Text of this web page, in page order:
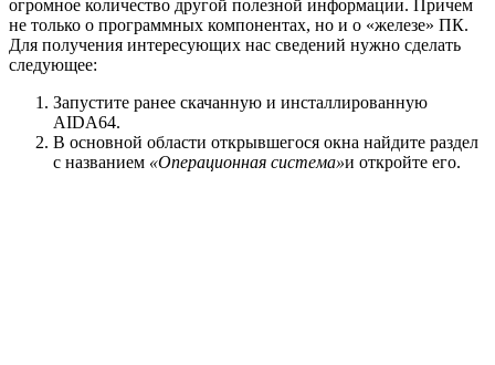
огромное количество другой полезной информации. Причем
не только о программных компонентах, но и о «железе» ПК.
Для получения интересующих нас сведений нужно сделать
следующее:
Запустите ранее скачанную и инсталлированную
AIDA64.
В основной области открывшегося окна найдите раздел
с названием «Операционная система»и откройте его.